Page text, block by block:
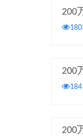
200
200
200